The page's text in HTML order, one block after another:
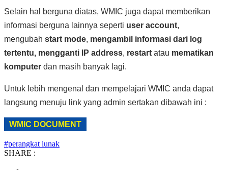
Selain hal berguna diatas, WMIC juga dapat memberikan
informasi berguna lainnya seperti user account,
mengubah start mode, mengambil informasi dari log
tertentu, mengganti IP address, restart atau mematikan
komputer dan masih banyak lagi.
Untuk lebih mengenal dan mempelajari WMIC anda dapat
langsung menuju link yang admin sertakan dibawah ini :
WMIC DOCUMENT
#perangkat lunak
SHARE :